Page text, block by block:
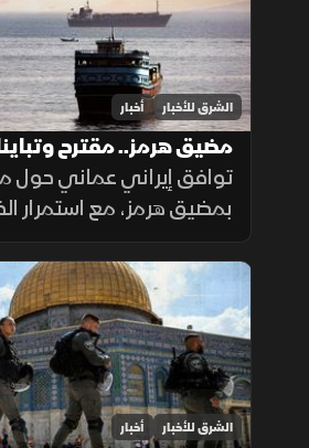
الشرق للأخبار أخبار
مضيق هرمز.. مقترح
توافق إيراني عماني حول
بمضيق هرمز، مع استمرار
رسوم عبور، حيث تشترط
لفتح المضيق وسط رفض
من الحرس الثوري.
الشرق للأخبار أخبار